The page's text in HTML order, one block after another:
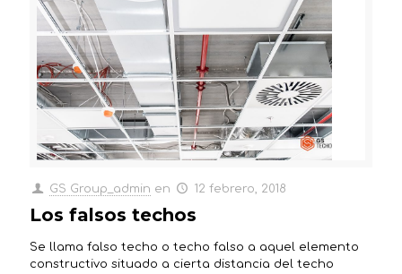
GS Group_admin en 12 febrero, 2018
Los falsos techos
Se llama falso techo o techo falso a aquel elemento
constructivo situado a cierta distancia del techo